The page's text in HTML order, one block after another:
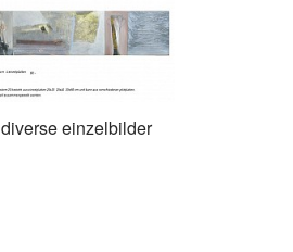
diverse einzelbilder